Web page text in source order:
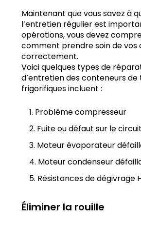
Maintenant que vous savez à
l’entretien régulier est
opérations, vous devez
comment prendre soin de vos
correctement.
Voici quelques types de
d’entretien des conteneurs
frigorifiques incluent :
Problème compresseur
Fuite ou défaut sur le
Moteur évaporateur
Moteur condenseur
Résistances de dégivrage
Éliminer la rouille